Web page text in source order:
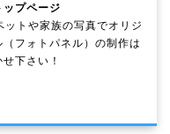
プページ
ットや家族の写真でオリジ
フォトパネル）の制作は
下さい！